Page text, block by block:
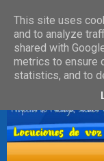
This site uses
and to analyze
shared with
metrics to ensure
statistics, and to